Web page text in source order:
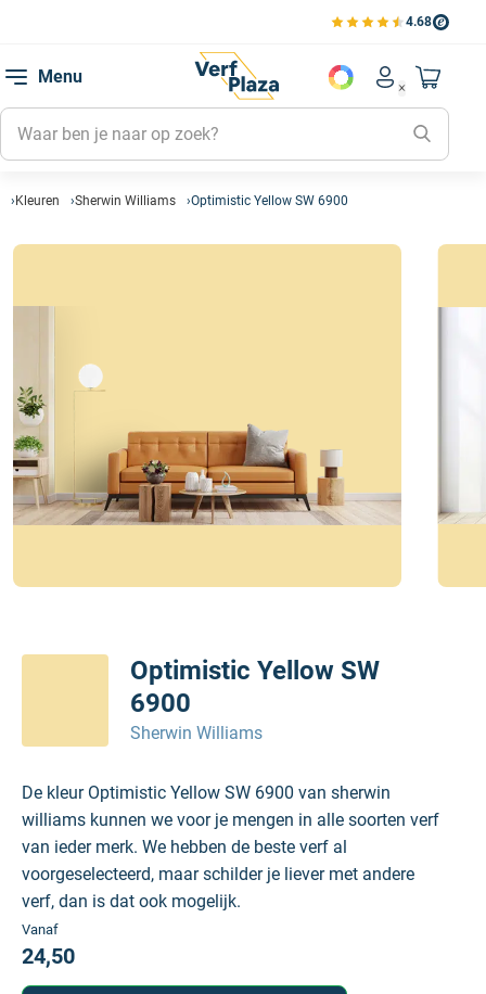
4.68
Bekijk de verfplaza
Menu
Account
Mijn
Mijn
Mijn
Naar
Kleuren Sherwin Williams Optimistic Yellow SW 6900
Optimistic Yellow SW
6900
Sherwin Williams
De kleur Optimistic Yellow SW 6900 van sherwin
williams kunnen we voor je mengen in alle soorten verf
van ieder merk. We hebben de beste verf al
voorgeselecteerd, maar schilder je liever met andere
verf, dan is dat ook mogelijk.
Vanaf
24,50